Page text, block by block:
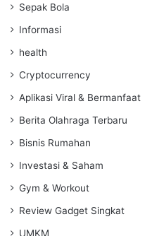
Sepak Bola
Informasi
health
Cryptocurrency
Aplikasi Viral & Bermanfaat
Berita Olahraga Terbaru
Bisnis Rumahan
Investasi & Saham
Gym & Workout
Review Gadget Singkat
UMKM